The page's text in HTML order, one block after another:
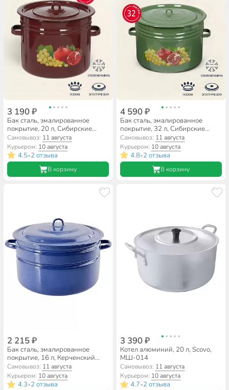
3 190 ₽
Бак сталь, эмалированное
покрытие, 20 л, Сибирские
товары, С2827/.в/59/.СГ59, в
ассортименте
Самовывоз: 11 августа
Курьером: 10 августа
4.5•2 отзыва
В корзину
4 590 ₽
Бак сталь, эмалированное
покрытие, 32 л, Сибирские
товары, С2829/С2829 59/
С2829.в, в ассортименте
Самовывоз: 11 августа
Курьером: 10 августа
4.8•2 отзыва
В корзину
2 215 ₽
Бак сталь, эмалированное
покрытие, 16 л, Керченский
металлургический завод,
42815-263, синий рябчик
Самовывоз: 11 августа
Курьером: 10 августа
4.3•2 отзыва
3 390 ₽
Котел алюминий, 20 л, Scovo,
МШ-014
Самовывоз: 11 августа
Курьером: 10 августа
4.7•2 отзыва